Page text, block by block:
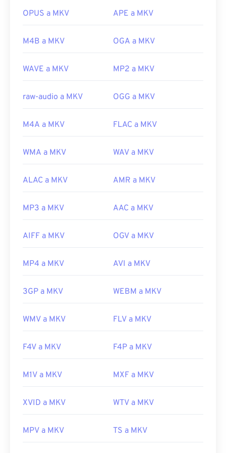
Lanzamiento inicial:
2001
Enlaces útiles:
https://developer.apple.com/library/archive/
bastante grande. Por lo tanto, otra opción para
multimedia seleccionado. Para ello, descargue el
sitio web de confianza, comoNinite.
Enlaces útiles:
https://www.matroska.org/
OPUS a MKV APE a MKV
M4B a MKV OGA a MKV
WAVE a MKV MP2 a MKV
raw-audio a MKV OGG a MKV
M4A a MKV FLAC a MKV
WMA a MKV WAV a MKV
ALAC a MKV AMR a MKV
MP3 a MKV AAC a MKV
AIFF a MKV OGV a MKV
MP4 a MKV AVI a MKV
3GP a MKV WEBM a MKV
WMV a MKV FLV a MKV
F4V a MKV F4P a MKV
M1V a MKV MXF a MKV
XVID a MKV WTV a MKV
MPV a MKV TS a MKV